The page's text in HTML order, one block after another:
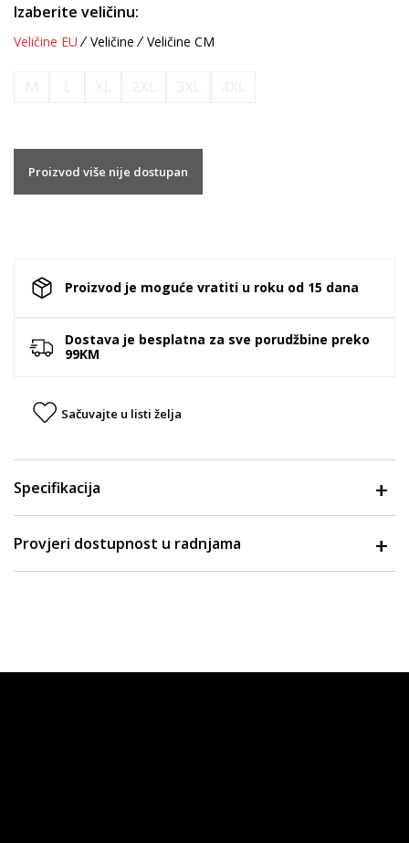
Izaberite veličinu:
Veličine EU Veličine Veličine CM
Proizvod više nije dostupan
Proizvod je moguće vratiti u roku od 15 dana
Dostava je besplatna za sve porudžbine preko
99KM
Sačuvajte u listi želja
Specifikacija
Provjeri dostupnost u radnjama